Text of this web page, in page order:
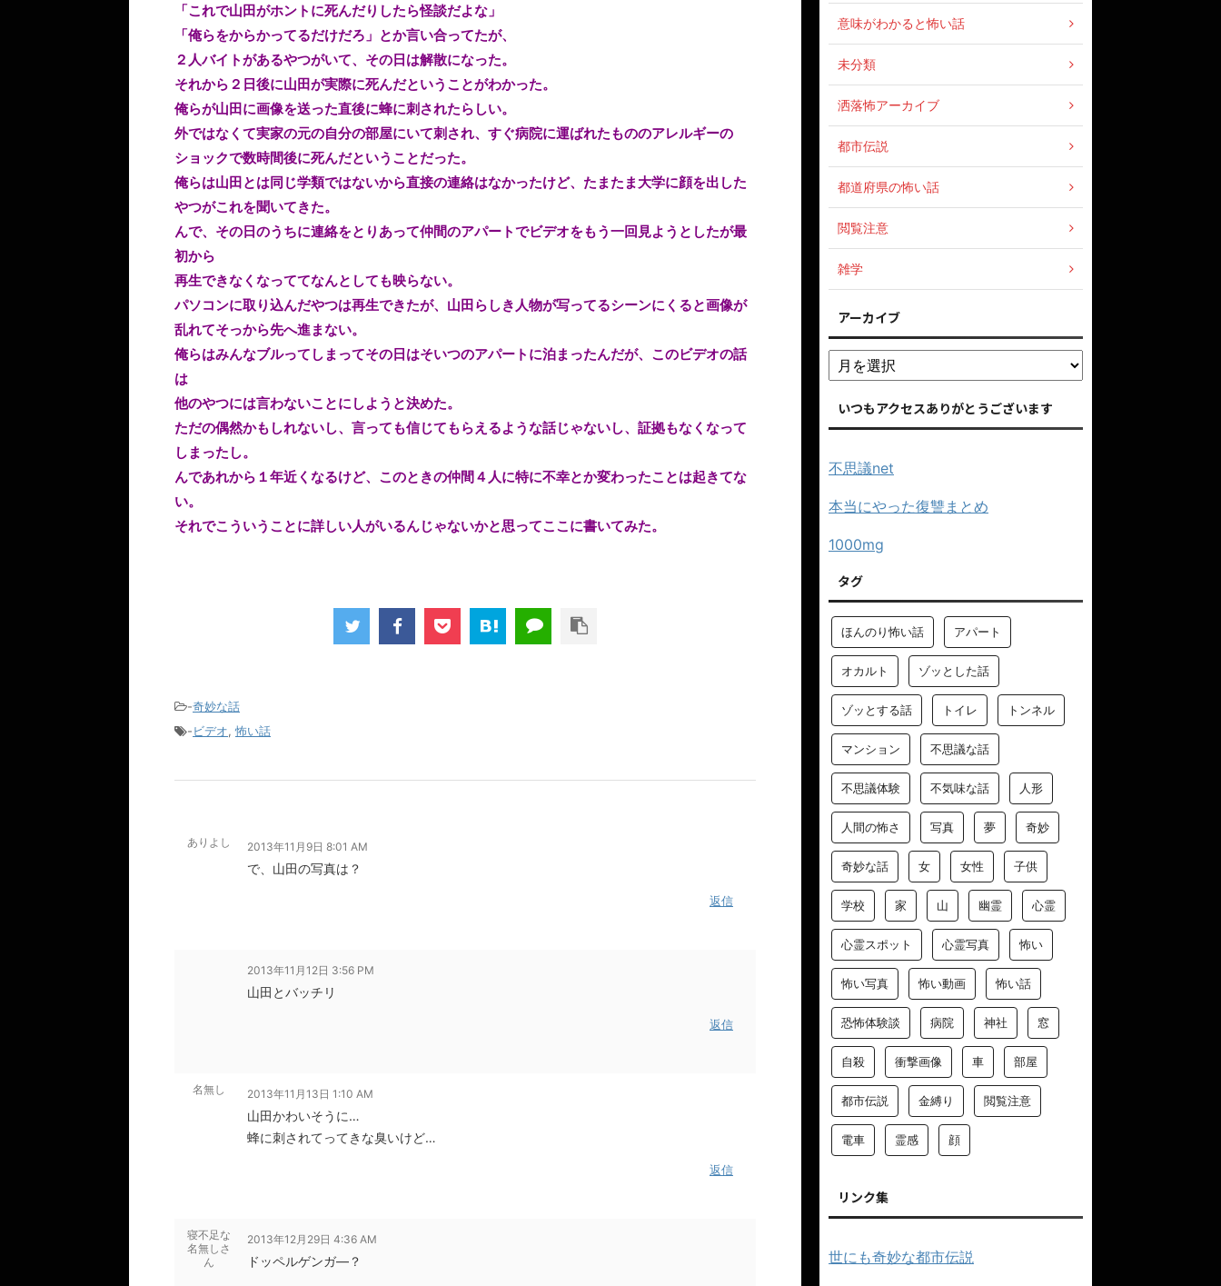
「これで山田がホントに死んだりしたら怪談だよな」
「俺らをからかってるだけだろ」とか言い合ってたが、
２人バイトがあるやつがいて、その日は解散になった。
それから２日後に山田が実際に死んだということがわかった。
俺らが山田に画像を送った直後に蜂に刺されたらしい。
外ではなくて実家の元の自分の部屋にいて刺され、すぐ病院に運ばれたもののアレルギーの
ショックで数時間後に死んだということだった。
俺らは山田とは同じ学類ではないから直接の連絡はなかったけど、たまたま大学に顔を出した
やつがこれを聞いてきた。
んで、その日のうちに連絡をとりあって仲間のアパートでビデオをもう一回見ようとしたが最
初から
再生できなくなっててなんとしても映らない。
パソコンに取り込んだやつは再生できたが、山田らしき人物が写ってるシーンにくると画像が
乱れてそっから先へ進まない。
俺らはみんなブルってしまってその日はそいつのアパートに泊まったんだが、このビデオの話
は
他のやつには言わないことにしようと決めた。
ただの偶然かもしれないし、言っても信じてもらえるような話じゃないし、証拠もなくなって
しまったし。
んであれから１年近くなるけど、このときの仲間４人に特に不幸とか変わったことは起きてな
い。
それでこういうことに詳しい人がいるんじゃないかと思ってここに書いてみた。
-奇妙な話
-ビデオ,怖い話
ありよし 2013年11月9日 8:01 AM
で、山田の写真は？
返信
2013年11月12日 3:56 PM
山田とバッチリ
返信
名無し 2013年11月13日 1:10 AM
山田かわいそうに…
蜂に刺されてってきな臭いけど…
返信
寝不足な
名無しさ
ん
2013年12月29日 4:36 AM
ドッペルゲンガ―？
意味がわかると怖い話
未分類
洒落怖アーカイブ
都市伝説
都道府県の怖い話
閲覧注意
雑学
アーカイブ
いつもアクセスありがとうございます
不思議net
本当にやった復讐まとめ
1000mg
タグ
ほんのり怖い話 アパート
オカルト ゾッとした話
ゾッとする話 トイレ トンネル
マンション 不思議な話
不思議体験 不気味な話 人形
人間の怖さ 写真 夢 奇妙
奇妙な話 女 女性 子供
学校 家 山 幽霊 心霊
心霊スポット 心霊写真 怖い
怖い写真 怖い動画 怖い話
恐怖体験談 病院 神社 窓
自殺 衝撃画像 車 部屋
都市伝説 金縛り 閲覧注意
電車 霊感 顔
リンク集
世にも奇妙な都市伝説